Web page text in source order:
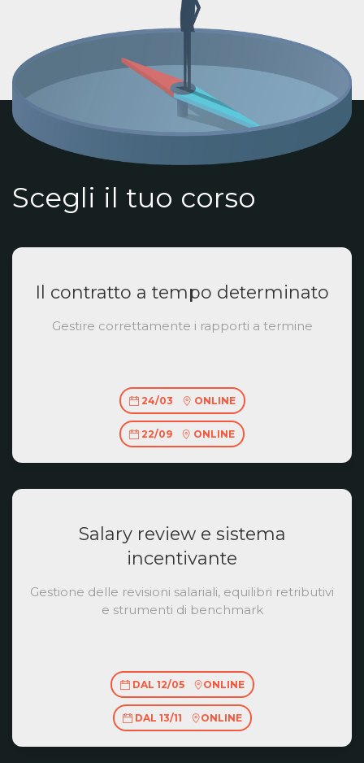
Scegli il tuo corso
Il contratto a tempo determinato
Gestire correttamente i rapporti a termine
24/03 ONLINE
22/09 ONLINE
Salary review e sistema
incentivante
Gestione delle revisioni salariali, equilibri retributivi
e strumenti di benchmark
DAL 12/05 ONLINE
DAL 13/11 ONLINE